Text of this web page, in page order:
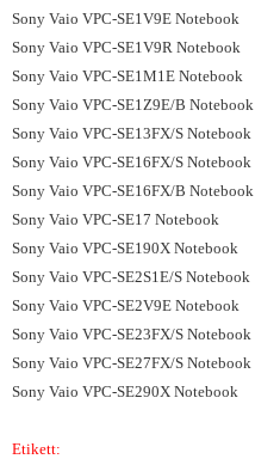
Sony Vaio VPC-SE1V9E Notebook
Sony Vaio VPC-SE1V9R Notebook
Sony Vaio VPC-SE1M1E Notebook
Sony Vaio VPC-SE1Z9E/B Notebook
Sony Vaio VPC-SE13FX/S Notebook
Sony Vaio VPC-SE16FX/S Notebook
Sony Vaio VPC-SE16FX/B Notebook
Sony Vaio VPC-SE17 Notebook
Sony Vaio VPC-SE190X Notebook
Sony Vaio VPC-SE2S1E/S Notebook
Sony Vaio VPC-SE2V9E Notebook
Sony Vaio VPC-SE23FX/S Notebook
Sony Vaio VPC-SE27FX/S Notebook
Sony Vaio VPC-SE290X Notebook
Etikett: